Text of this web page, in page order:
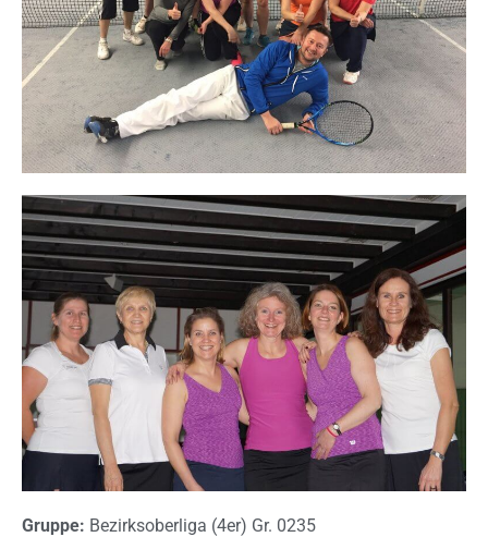
Gruppe: Bezirksoberliga (4er) Gr. 0235